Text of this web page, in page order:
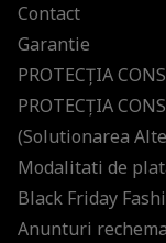
Contact
Garantie
PROTECŢIA
PROTECŢIA
(Solutionarea
Modalitati de
Black Friday
Anunturi